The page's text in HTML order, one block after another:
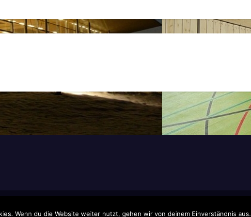
Wenn du die Website weiter nutzt, gehen wir von deinem Einverständnis aus.